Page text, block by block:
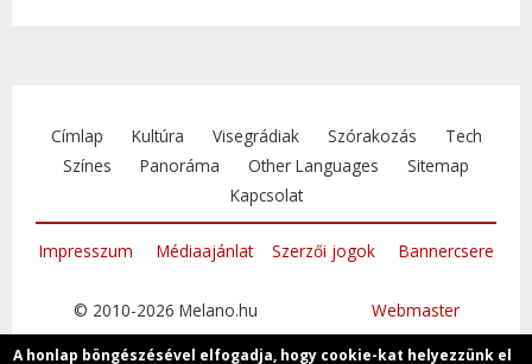
Címlap Kultúra Visegrádiak Szórakozás
Tech
Színes
Panoráma Other Languages
Sitemap
Kapcsolat
Impresszum Médiaajánlat Szerzői jogok Bannercsere
© 2010-2026 Melano.hu Webmaster
A honlap böngészésével elfogadja, hogy cookie-kat helyezzünk el